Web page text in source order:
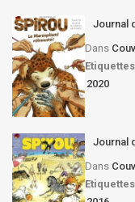
Journal
Dans
2020
Journal
Dans